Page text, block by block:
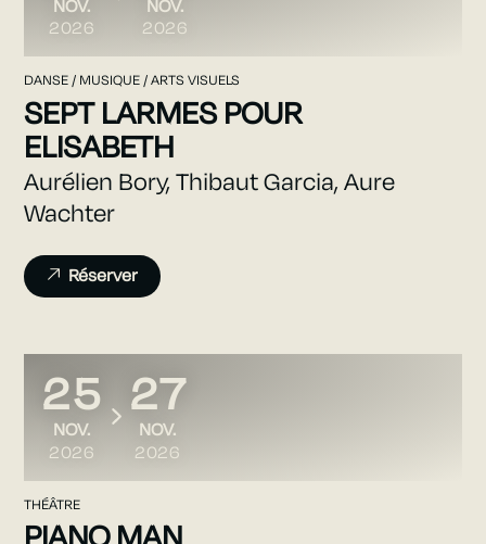
NOVEMBRE
NOV.
2026
NOVEMBRE
NOV.
2026
DANSE / MUSIQUE / ARTS VISUELS
SEPT LARMES POUR
ELISABETH
Aurélien Bory, Thibaut Garcia, Aure
Wachter
Réserver
DU
25
NOVEMBRE
NOV.
2026
AU
27
NOVEMBRE
NOV.
2026
THÉÂTRE